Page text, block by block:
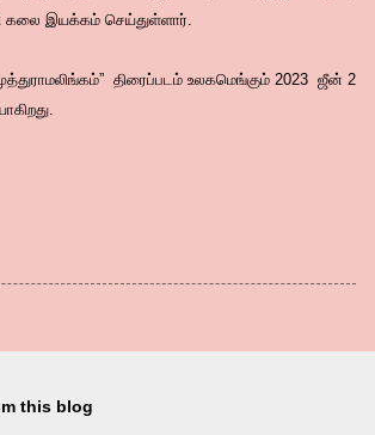
கலை இயக்கம் செய்துள்ளார்.
திரைப்படம் உலகமெங்கும் 2023 ஜீன் 2
this blog